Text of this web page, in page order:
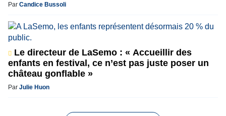
Par Candice Bussoli
Le directeur de LaSemo : « Accueillir des
enfants en festival, ce n’est pas juste poser un
château gonflable »
Par Julie Huon